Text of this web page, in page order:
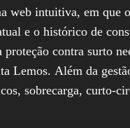
web intuitiva, em que
e o histórico de
contra surto
Lemos. Além da
sobrecarga, curto-